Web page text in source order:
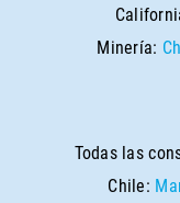
Minería:
Todas las
Chile: